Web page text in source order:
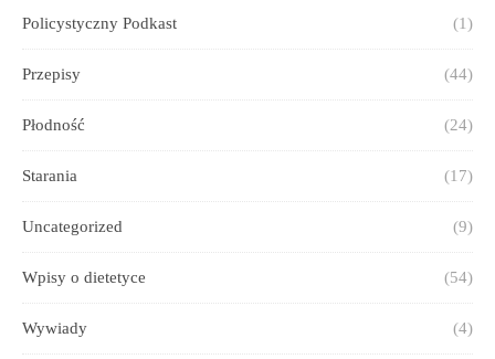
Policystyczny Podkast (1)
Przepisy (44)
Płodność (24)
Starania (17)
Uncategorized (9)
Wpisy o dietetyce (54)
Wywiady (4)